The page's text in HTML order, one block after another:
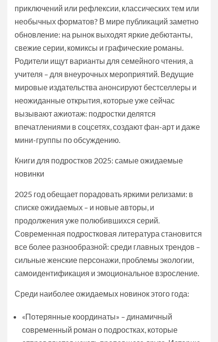
приключений или рефлексии, классических тем или
необычных форматов? В мире публикаций заметно
обновление: на рынок выходят яркие дебютанты,
свежие серии, комиксы и графические романы.
Родители ищут варианты для семейного чтения, а
учителя – для внеурочных мероприятий. Ведущие
мировые издательства анонсируют бестселлеры и
неожиданные открытия, которые уже сейчас
вызывают ажиотаж: подростки делятся
впечатлениями в соцсетях, создают фан-арт и даже
мини-группы по обсуждению.
Книги для подростков 2025: самые ожидаемые
новинки
2025 год обещает порадовать яркими релизами: в
списке ожидаемых – и новые авторы, и
продолжения уже полюбившихся серий.
Современная подростковая литература становится
все более разнообразной: среди главных трендов –
сильные женские персонажи, проблемы экологии,
самоидентификация и эмоциональное взросление.
Среди наиболее ожидаемых новинок этого года:
«Потерянные координаты» – динамичный
современный роман о подростках, которые